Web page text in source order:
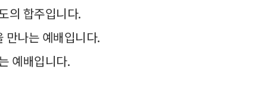
의 합주입니다.
만나는 예배입니다.
예배입니다.